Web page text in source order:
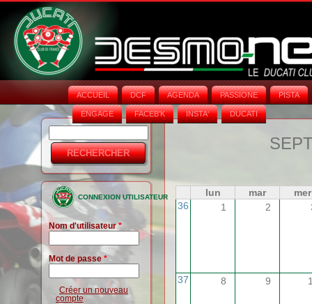
ACCUEIL DCF AGENDA PASSIONE PISTA
ENGAGE FACEB'K INSTA‘ DUCATI
Formulaire
de
recherche
CONNEXION UTILISATEUR
Nom d'utilisateur*
Mot de passe *
Créer un nouveau
compte
lun mar
mer
36
1 2
37 8 9